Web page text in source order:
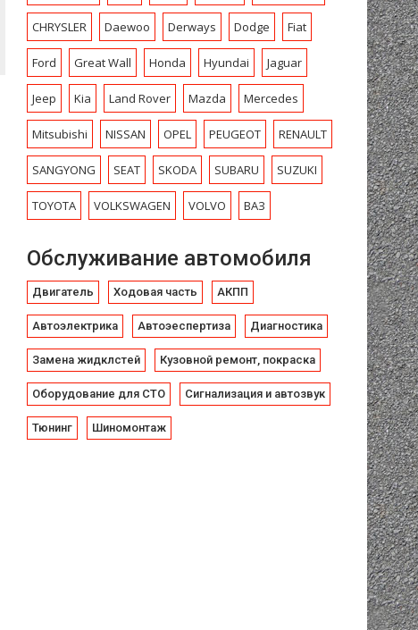
CHRYSLЕR Daewoo Derways Dodge Fiat
Ford Great Wall Honda Hyundai Jaguar
Jeep Kia Land Rover Mazda Mercedes
Mitsubishi NISSAN OPEL PEUGEOT RENAULT
SANGYONG SEAT SKODA SUBARU SUZUKI
TOYOTA VOLKSWAGEN VOLVO ВАЗ
Обслуживание автомобиля
Двигатель Ходовая часть АКПП
Автоэлектрика Автоэеспертиза Диагностика
Замена жидклстей Кузовной ремонт, покраска
Оборудование для СТО Сигнализация и автозвук
Тюнинг Шиномонтаж